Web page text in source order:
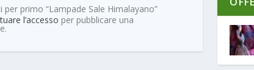
per primo “Lampade Sale Himalayano”
l’accesso per pubblicare una